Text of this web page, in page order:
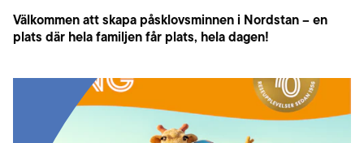
Välkommen att skapa påsklovsminnen i Nordstan – en
plats där hela familjen får plats, hela dagen!